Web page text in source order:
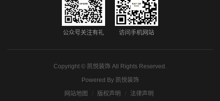
公众号关注有礼 访问手机网站
Copyright © 凯悦装饰 All Rights Reserved.
Powered By 凯悦装饰
网站地图
版权声明 法律声明